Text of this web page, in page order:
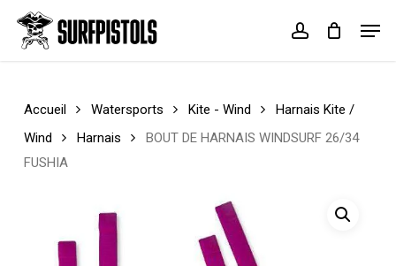
main
account
Cart Close
Accueil Watersports Kite - Wind
Harnais Kite /
Wind
Harnais
BOUT DE HARNAIS WINDSURF 26/34
FUSHIA